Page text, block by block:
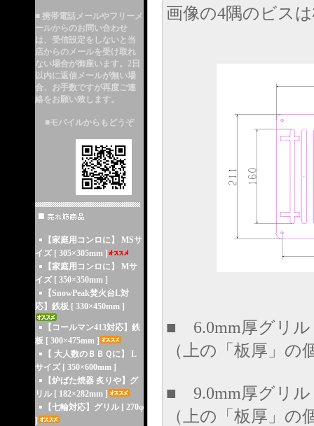
■ 携帯電話メールやフリーメ
ールからのお問い合わせ
は、受信設定をしないと当
店からのメールを受け取れ
ない場合が御座います。2日
以内に返信メールが無い場
合、お手数ですが再度ご連
絡をお願い致します。
■モバイルからもどうぞ
【家庭用コンロに】 MSサ
イズ [ 305×305mm ]
【家庭用コンロに】 Mサ
イズ [ 350×350mm ]
【SnowPeak焚火台L対
応】鉄板 [ 330×450mm ]
【コールマン413対応】鉄
板 [ 300×475mm ]
【 大人数のＢＢＱに】 L
サイズ [ 350×600mm ]
【炉ばた焼器 炙りや】グ
リル [ 182×282mm ]
【七輪対応】グリル [ 270φ
]
画像の4隅のビスは
■ 6.0mm厚グリ
（上の「板厚」
■ 9.0mm厚グリ
（上の「板厚」